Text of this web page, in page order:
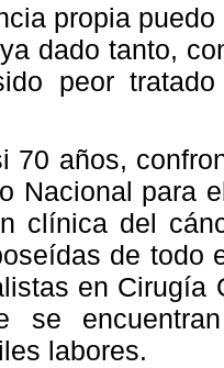
propia
dado tanto,
peor
70 años,
Nacional para
clínica del
de todo
en Cirugía
se
labores.